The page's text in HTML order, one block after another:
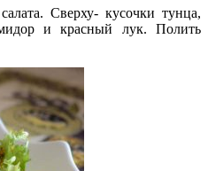
Сверху- кусочки тунца,
и красный лук. Полить